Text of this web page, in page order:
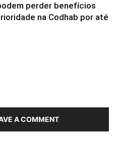
perder benefícios
na Codhab por até
A COMMENT